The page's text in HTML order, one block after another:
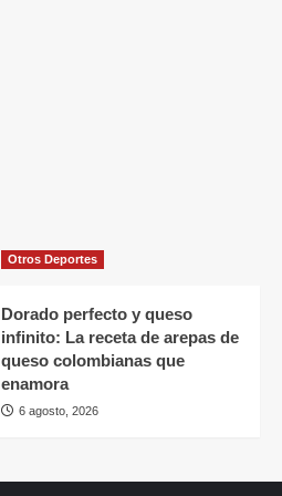
Otros Deportes
Dorado perfecto y queso
infinito: La receta de arepas de
queso colombianas que
enamora
6 agosto, 2026